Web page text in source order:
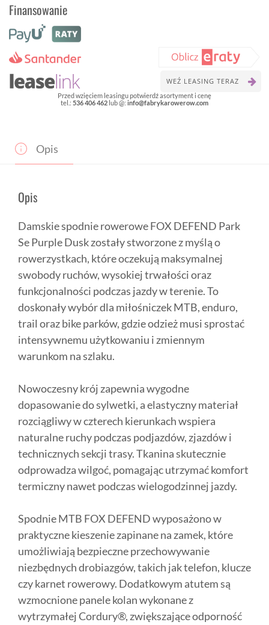
rowerowe
FOX
DEFEND
Park
Se
Dusk
Finansowanie
WEŹ LEASING TERAZ
Przed wzięciem leasingu potwierdź asortyment i cenę
tel.: 536 406 462 lub @: info@fabrykarowerow.com
Opis
Opis
Damskie spodnie rowerowe FOX DEFEND Park
Se Purple Dusk zostały stworzone z myślą o
rowerzystkach, które oczekują maksymalnej
swobody ruchów, wysokiej trwałości oraz
funkcjonalności podczas jazdy w terenie. To
doskonały wybór dla miłośniczek MTB, enduro,
trail oraz bike parków, gdzie odzież musi sprostać
intensywnemu użytkowaniu i zmiennym
warunkom na szlaku.
Nowoczesny krój zapewnia wygodne
dopasowanie do sylwetki, a elastyczny materiał
rozciągliwy w czterech kierunkach wspiera
naturalne ruchy podczas podjazdów, zjazdów i
technicznych sekcji trasy. Tkanina skutecznie
odprowadza wilgoć, pomagając utrzymać komfort
termiczny nawet podczas wielogodzinnej jazdy.
Spodnie MTB FOX DEFEND wyposażono w
praktyczne kieszenie zapinane na zamek, które
umożliwiają bezpieczne przechowywanie
niezbędnych drobiazgów, takich jak telefon, klucze
czy karnet rowerowy. Dodatkowym atutem są
wzmocnione panele kolan wykonane z
wytrzymałej Cordury®, zwiększające odporność